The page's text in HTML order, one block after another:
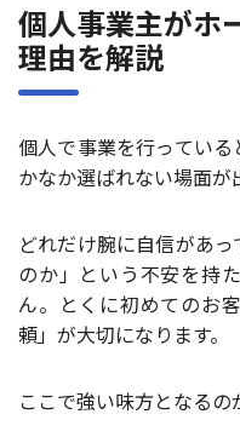
個人事業主がホ
理由を解説
個人で事業を行ってい
かなか選ばれない場面が
どれだけ腕に自信があ
のか」という不安を持
ん。とくに初めてのお
頼」が大切になります。
ここで強い味方となるの